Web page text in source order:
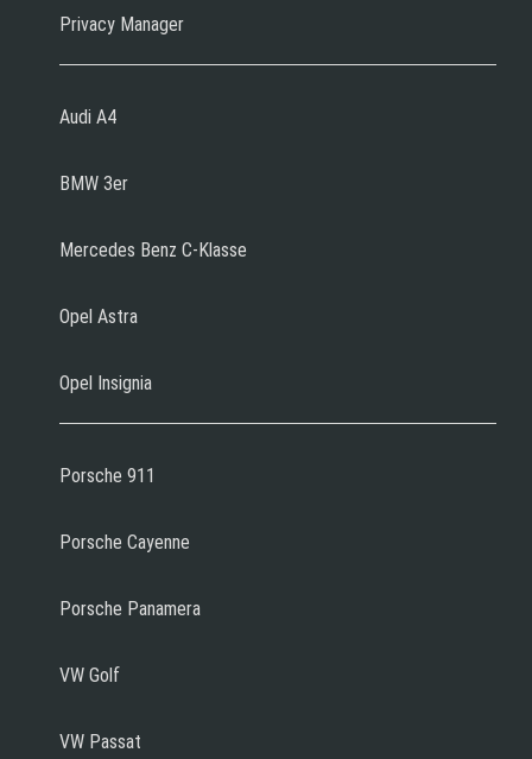
Privacy Manager
Audi A4
BMW 3er
Mercedes Benz C-Klasse
Opel Astra
Opel Insignia
Porsche 911
Porsche Cayenne
Porsche Panamera
VW Golf
VW Passat